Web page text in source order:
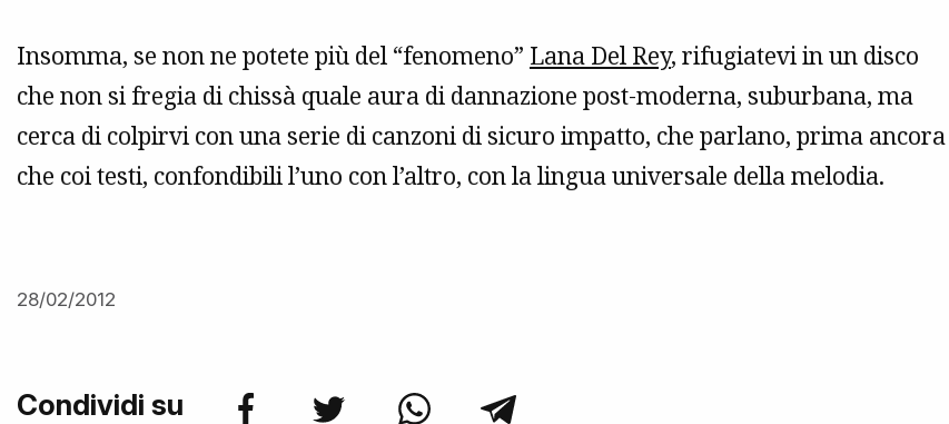
Insomma, se non ne potete più del “fenomeno” Lana Del Rey, rifugiatevi in un disco
che non si fregia di chissà quale aura di dannazione post-moderna, suburbana, ma
cerca di colpirvi con una serie di canzoni di sicuro impatto, che parlano, prima ancora
che coi testi, confondibili l’uno con l’altro, con la lingua universale della melodia.
28/02/2012
Condividi su